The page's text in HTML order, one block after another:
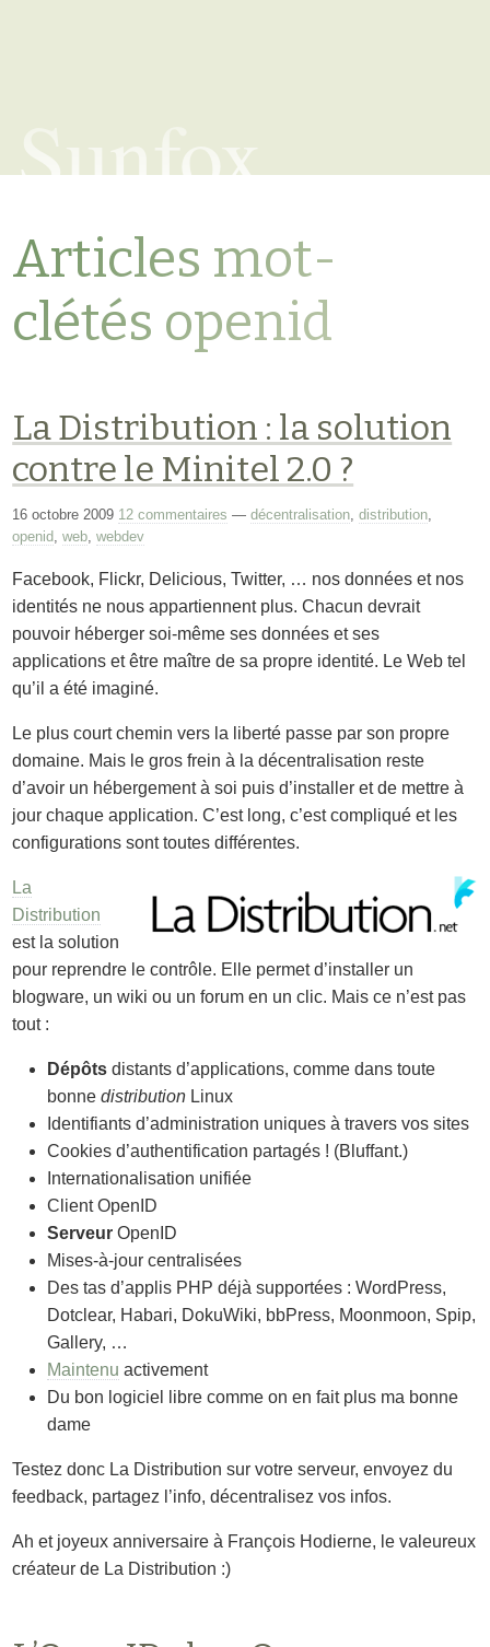
Sunfox
Articles mot-
clétés openid
La Distribution : la solution
contre le Minitel 2.0 ?
16 octobre 2009 12 commentaires —décentralisation ,distribution
openid
,web ,webdev
Facebook, Flickr, Delicious, Twitter, … nos données et nos
identités ne nous appartiennent plus. Chacun devrait
pouvoir héberger soi-même ses données et ses
applications et être maître de sa propre identité. Le Web tel
qu’il a été imaginé.
Le plus court chemin vers la liberté passe par son propre
domaine. Mais le gros frein à la décentralisation reste
d’avoir un hébergement à soi puis d’installer et de mettre à
jour chaque application. C’est long, c’est compliqué et les
configurations sont toutes différentes.
La
Distribution
est la solution
pour reprendre le contrôle. Elle permet d’installer un
blogware, un wiki ou un forum en un clic. Mais ce n’est pas
tout :
Dépôts distants d’applications, comme dans toute
bonnedistribution Linux
Identifiants d’administration uniques à travers vos sites
Cookies d’authentification partagés ! (Bluffant.)
Internationalisation unifiée
Client OpenID
Serveur OpenID
Mises-à-jour centralisées
Des tas d’applis PHP déjà supportées : WordPress,
Dotclear, Habari, DokuWiki, bbPress, Moonmoon, Spip,
Gallery, …
Maintenu activement
Du bon logiciel libre comme on en fait plus ma bonne
dame
Testez donc La Distribution sur votre serveur, envoyez du
feedback, partagez l’info, décentralisez vos infos.
Ah et joyeux anniversaire à François Hodierne, le valeureux
créateur de La Distribution :)